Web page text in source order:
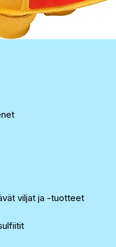
viljat ja -tuotteet